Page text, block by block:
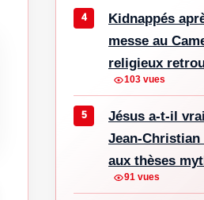
Kidnappés
messe au
religieux
103 vues
Jésus a-t-il
Jean-
aux thèses
91 vues